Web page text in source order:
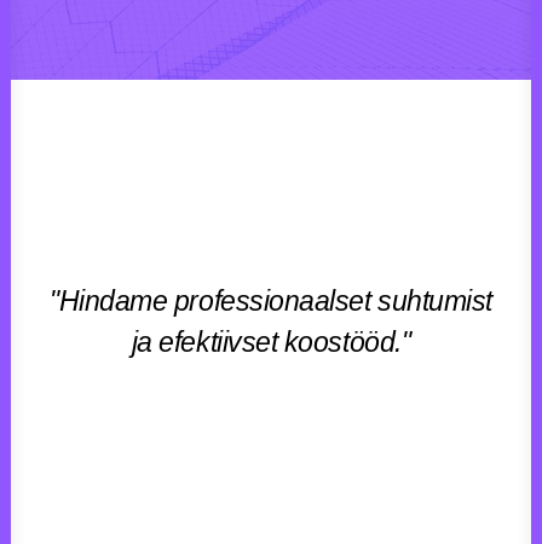
"Hindame professionaalset suhtumist
ja efektiivset koostööd."